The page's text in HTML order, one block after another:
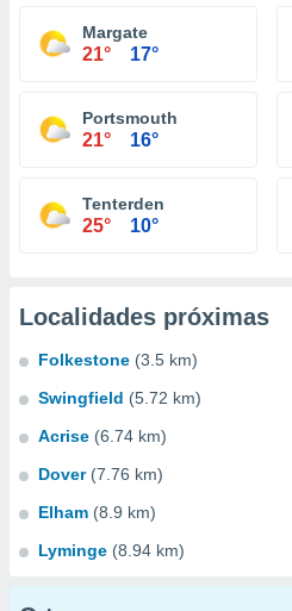
Margate
21° 17°
Portsmouth
21° 16°
Tenterden
25° 10°
Localidades próximas
Folkestone (3.5 km)
Swingfield (5.72 km)
Acrise (6.74 km)
Dover (7.76 km)
Elham (8.9 km)
Lyminge (8.94 km)